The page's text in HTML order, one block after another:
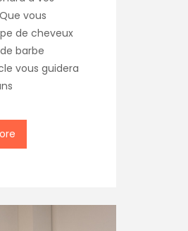
vous
de cheveux
barbe
vous guidera